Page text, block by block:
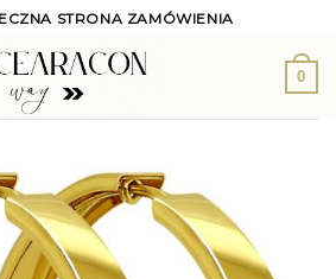
STRONA ZAMÓWIENIA
0